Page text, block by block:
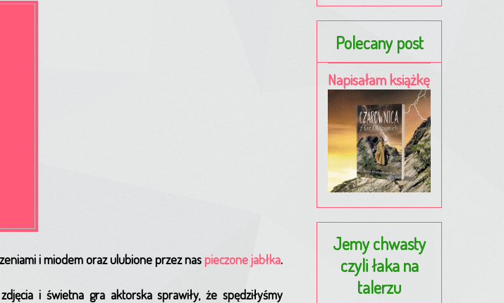
i miodem oraz ulubione przez naspieczone jabłka.
i świetna gra aktorska sprawiły, że spędziłyśmy
Polecany post
Napisałam książkę
Jemy chwasty
czyli łaka na
talerzu